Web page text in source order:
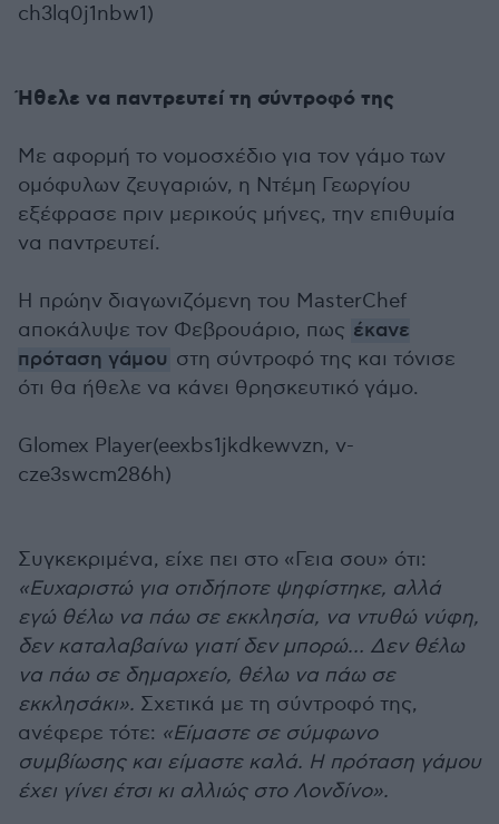
ch3lq0j1nbw1)
Ήθελε να παντρευτεί τη σύντροφό της
Με αφορμή το νομοσχέδιο για τον γάμο των
ομόφυλων ζευγαριών, η Ντέμη Γεωργίου
εξέφρασε πριν μερικούς μήνες, την επιθυμία
να παντρευτεί.
Η πρώην διαγωνιζόμενη του MasterChef
αποκάλυψε τον Φεβρουάριο, πως έκανε
πρόταση γάμου στη σύντροφό της και τόνισε
ότι θα ήθελε να κάνει θρησκευτικό γάμο.
Glomex Player(eexbs1jkdkewvzn, v-
cze3swcm286h)
Συγκεκριμένα, είχε πει στο «Γεια σου» ότι:
«Ευχαριστώ για οτιδήποτε ψηφίστηκε, αλλά
εγώ θέλω να πάω σε εκκλησία, να ντυθώ νύφη,
δεν καταλαβαίνω γιατί δεν μπορώ… Δεν θέλω
να πάω σε δημαρχείο, θέλω να πάω σε
εκκλησάκι». Σχετικά με τη σύντροφό της,
ανέφερε τότε: «Είμαστε σε σύμφωνο
συμβίωσης και είμαστε καλά. Η πρόταση γάμου
έχει γίνει έτσι κι αλλιώς στο Λονδίνο».